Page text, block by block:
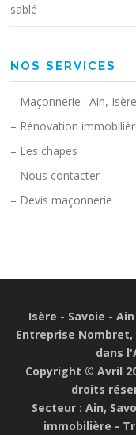
sablé
NOS SERVICES
– Maçonnerie : Ain,
– Rénovation
– Les chapes
– Nous contacter
– Devis maçonnerie
Isère - Savoie -
Entreprise
dans
Copyright © Avril
droits
Secteur : Ain,
immobilière -